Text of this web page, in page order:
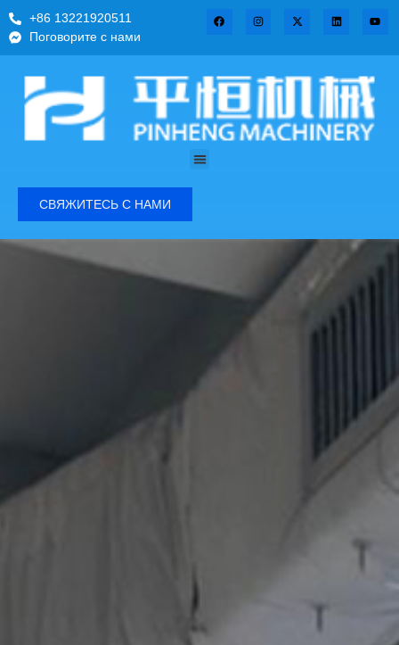
+86 13221920511
Поговорите с нами
СВЯЖИТЕСЬ С НАМИ